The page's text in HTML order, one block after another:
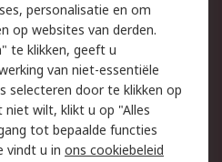
Email veiligheid
Websitevoorwaarden
personalisatie en om
op websites van derden.
te klikken, geeft u
van niet-essentiële
selecteren door te klikken op
niet wilt, klikt u op "Alles
tot bepaalde functies
vindt u in ons cookiebeleid